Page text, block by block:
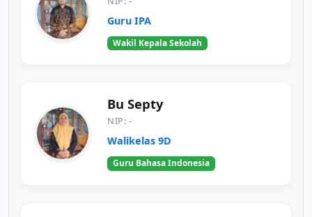
Guru IPA
Wakil Kepala Sekolah
Bu Septy
NIP: -
Walikelas 9D
Guru Bahasa Indonesia